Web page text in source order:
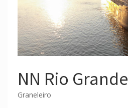
NN Rio Grande
Graneleiro